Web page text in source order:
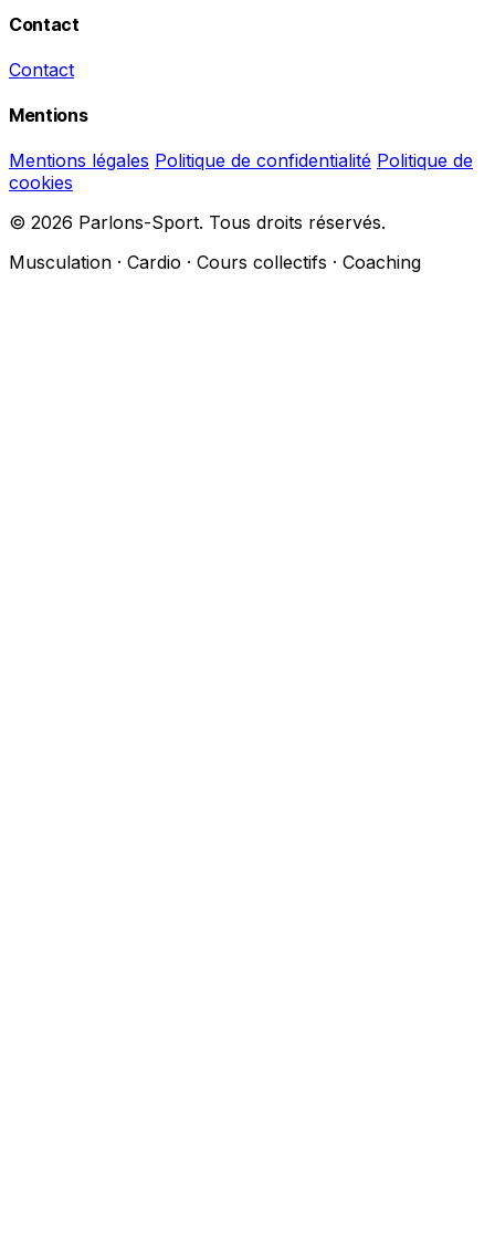
Contact
Contact
Mentions
Mentions légales Politique de confidentialité Politique de
cookies
© 2026 Parlons-Sport. Tous droits réservés.
Musculation · Cardio · Cours collectifs · Coaching